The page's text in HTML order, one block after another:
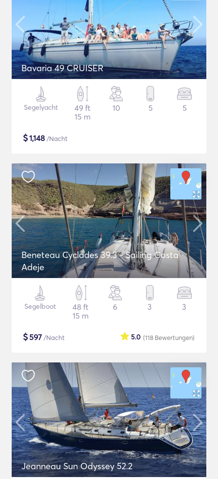
Bavaria 49 CRUISER
Segelyacht
49 ft
15 m
10 5 5
$1,148 /Nacht
Beneteau Cyclades 39.3 - Sailing Costa
Adeje
Segelboot
48 ft
15 m
6 3 3
$597 /Nacht (118 Bewertungen)
5.0
Jeanneau Sun Odyssey 52.2